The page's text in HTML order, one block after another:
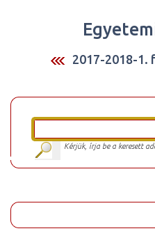
2017-2018-1.
Kérjük, írja be a keresett